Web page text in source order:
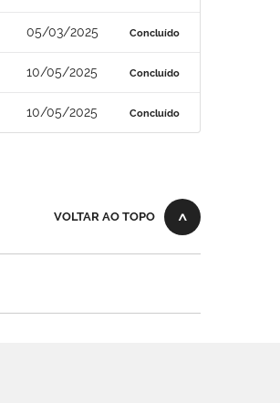
05/03/2025 Concluído
10/05/2025 Concluído
10/05/2025 Concluído
VOLTAR AO TOPO